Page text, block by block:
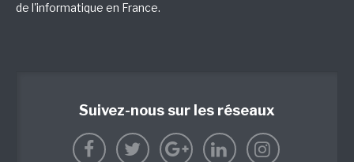
de l'informatique en France.
Suivez-nous sur les réseaux